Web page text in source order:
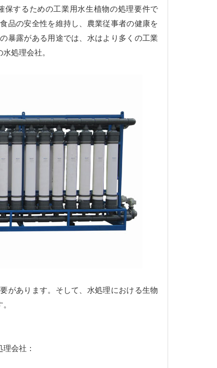
するための工業用水生植物の処理要件で
品の安全性を維持し、農業従事者の健康を
暴露がある用途では、水はより多くの工業
処理会社。
があります。そして、水処理における生物
会社：